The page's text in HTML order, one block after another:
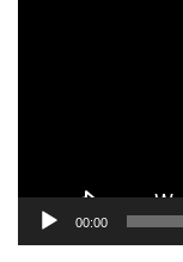
00:00